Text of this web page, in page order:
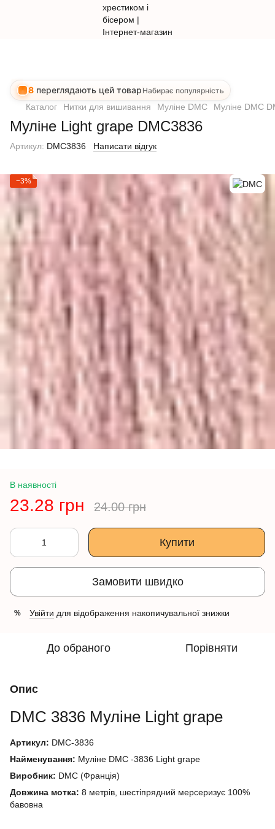
8 переглядають цей товар Набирає популярність
Каталог Нитки для вишивання Муліне DMC Муліне DMC
Муліне Light grape DMC3836
Артикул: DMC3836 Написати відгук
−3%
В наявності
23.28 грн 24.00 грн
Купити
Замовити швидко
% Увійти для відображення накопичувальної знижки
До обраного Порівняти
Опис
DMC 3836 Муліне Light grape
Артикул: DMC-3836
Найменування: Муліне DMC -3836 Light grape
Виробник: DMC (Франція)
Довжина мотка: 8 метрів, шестіпрядний мерсеризує 100%
бавовна